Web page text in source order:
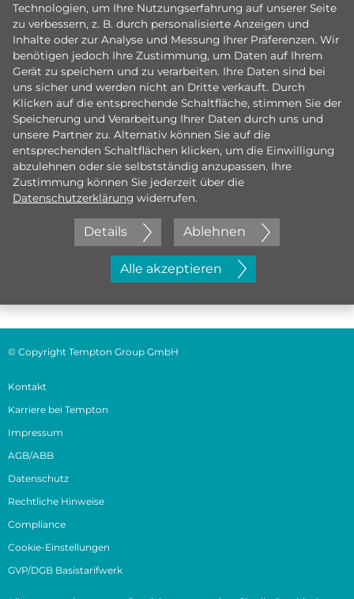
Jetzt initiativ bewerben
Technologien, um Ihre Nutzungserfahrung auf unserer Seite
zu verbessern, z. B. durch personalisierte Anzeigen und
Inhalte oder zur Analyse und Messung Ihrer Präferenzen. Wir
benötigen jedoch Ihre Zustimmung, um Daten auf Ihrem
Gerät zu speichern und zu verarbeiten. Ihre Daten sind bei
uns sicher und werden nicht an Dritte verkauft. Durch
Klicken auf die entsprechende Schaltfläche, stimmen Sie der
Speicherung und Verarbeitung Ihrer Daten durch uns und
unsere Partner zu. Alternativ können Sie auf die
entsprechenden Schaltflächen klicken, um die Einwilligung
abzulehnen oder sie selbstständig anzupassen. Ihre
Zustimmung können Sie jederzeit über die
Datenschutzerklärung widerrufen.
Details Ablehnen
Alle akzeptieren
© Copyright Tempton Group GmbH
Kontakt
Karriere bei Tempton
Impressum
AGB/ABB
Datenschutz
Rechtliche Hinweise
Compliance
Cookie-Einstellungen
GVP/DGB Basistarifwerk